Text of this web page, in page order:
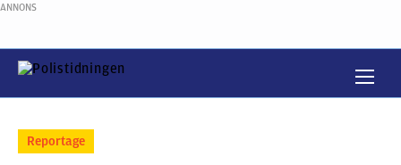
ANNONS
Reportage